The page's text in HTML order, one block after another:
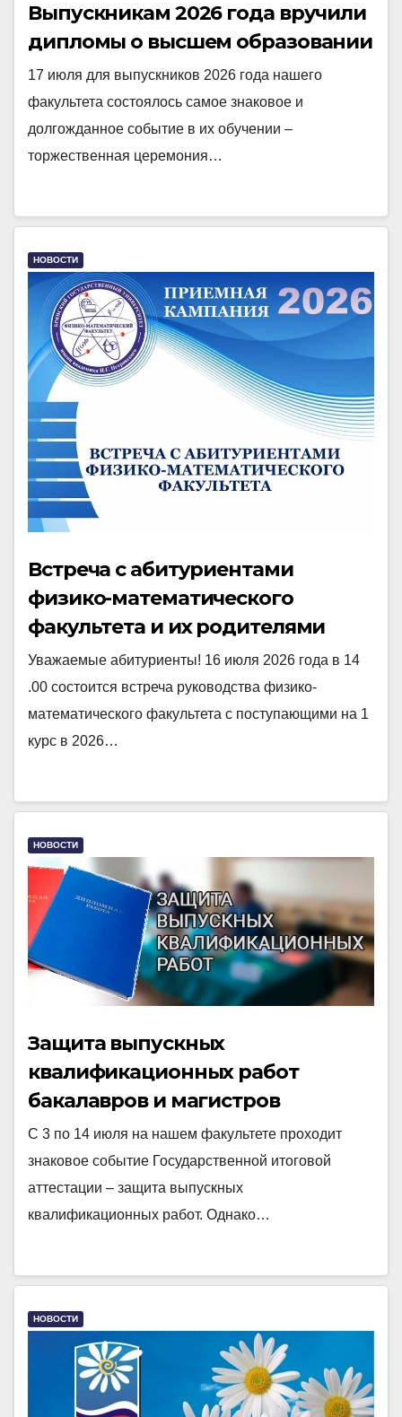
Выпускникам 2026 года вручили
дипломы о высшем образовании
17 июля для выпускников 2026 года нашего
факультета состоялось самое знаковое и
долгожданное событие в их обучении –
торжественная церемония…
НОВОСТИ
Встреча с абитуриентами
физико-математического
факультета и их родителями
Уважаемые абитуриенты! 16 июля 2026 года в 14
.00 состоится встреча руководства физико-
математического факультета с поступающими на 1
курс в 2026…
НОВОСТИ
Защита выпускных
квалификационных работ
бакалавров и магистров
С 3 по 14 июля на нашем факультете проходит
знаковое событие Государственной итоговой
аттестации – защита выпускных
квалификационных работ. Однако…
НОВОСТИ